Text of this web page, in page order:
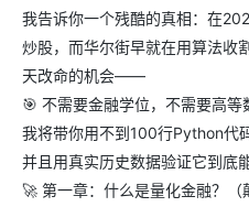
我告诉你一个残酷的真相：在
炒股，而华尔街早就在用算法收
天改命的机会——
🎯 不需要金融学位，不需要高等
我将带你用不到100行Python代
并且用真实历史数据验证它到底
🚀 第一章：什么是量化金融？（